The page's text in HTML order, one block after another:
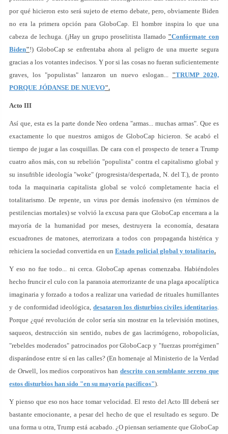
por qué hicieron esto será sujeto de eterno debate, pero, obviamente Biden
no era la primera opción para GloboCap. El hombre inspira lo que una
cabeza de lechuga. (¡Hay un grupo proselitista llamado "Confórmate con
Biden"!) GloboCap se enfrentaba ahora al peligro de una muerte segura
gracias a los votantes indecisos. Y por si las cosas no fueran suficientemente
graves, los "populistas" lanzaron un nuevo eslogan... "TRUMP 2020,
PORQUE JÓDANSE DE NUEVO".
Acto III
Así que, esta es la parte donde Neo ordena "armas... muchas armas". Que es
exactamente lo que nuestros amigos de GloboCap hicieron. Se acabó el
tiempo de jugar a las cosquillas. De cara con el prospecto de tener a Trump
cuatro años más, con su rebelión "populista" contra el capitalismo global y
su insufrible ideología "woke" (progresista/despertada, N. del T.), de pronto
toda la maquinaria capitalista global se volcó completamente hacia el
totalitarismo. De repente, un virus por demás inofensivo (en términos de
pestilencias mortales) se volvió la excusa para que GloboCap encerrara a la
mayoría de la humanidad por meses, destruyera la economía, desatara
escuadrones de matones, aterrorizara a todos con propaganda histérica y
rehiciera la sociedad convertida en un Estado policial global y totalitario.
Y eso no fue todo... ni cerca. GloboCap apenas comenzaba. Habiéndoles
hecho fruncir el culo con la paranoia aterrorizante de una plaga apocalíptica
imaginaria y forzado a todos a realizar una variedad de rituales humillantes
y de conformidad ideológica, desataron los disturbios civiles identitarios.
Porque ¿qué revolución de color sería sin mostrar en la televisión motines,
saqueos, destrucción sin sentido, nubes de gas lacrimógeno, robopolicías,
"rebeldes moderados" patrocinados por GloboCacp y "fuerzas prorrégimen"
disparándose entre sí en las calles? (En homenaje al Ministerio de la Verdad
de Orwell, los medios corporativos han descrito con semblante sereno que
estos disturbios han sido "en su mayoría pacíficos").
Y pienso que eso nos hace tomar velocidad. El resto del Acto III deberá ser
bastante emocionante, a pesar del hecho de que el resultado es seguro. De
una forma u otra, Trump está acabado. ¿O piensan seriamente que GloboCap